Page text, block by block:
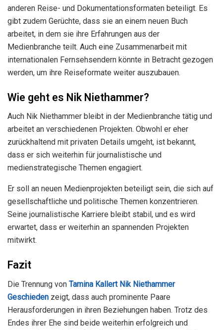
anderen Reise- und Dokumentationsformaten beteiligt. Es
gibt zudem Gerüchte, dass sie an einem neuen Buch
arbeitet, in dem sie ihre Erfahrungen aus der
Medienbranche teilt. Auch eine Zusammenarbeit mit
internationalen Fernsehsendern könnte in Betracht gezogen
werden, um ihre Reiseformate weiter auszubauen.
Wie geht es Nik Niethammer?
Auch Nik Niethammer bleibt in der Medienbranche tätig und
arbeitet an verschiedenen Projekten. Obwohl er eher
zurückhaltend mit privaten Details umgeht, ist bekannt,
dass er sich weiterhin für journalistische und
medienstrategische Themen engagiert.
Er soll an neuen Medienprojekten beteiligt sein, die sich auf
gesellschaftliche und politische Themen konzentrieren.
Seine journalistische Karriere bleibt stabil, und es wird
erwartet, dass er weiterhin an spannenden Projekten
mitwirkt.
Fazit
Die Trennung von Tamina Kallert Nik Niethammer
Geschieden zeigt, dass auch prominente Paare
Herausforderungen in ihren Beziehungen haben. Trotz des
Endes ihrer Ehe sind beide weiterhin erfolgreich und